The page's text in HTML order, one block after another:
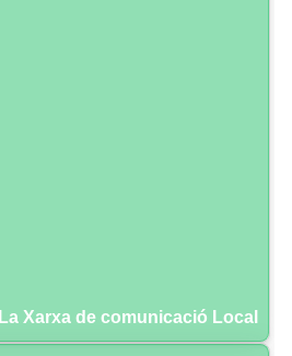
La Xarxa de comunicació Local